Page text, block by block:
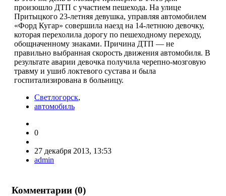
произошло ДТП с участием пешехода. На улице
Притыцкого 23-летняя девушка, управляя автомобилем
«Форд Кугар» совершила наезд на 14-летнюю девочку,
которая перехолила дорогу по пешеходному переходу,
обощначенному знаками. Причина ДТП — не
правильно выбранная скорость движения автомобиля. В
результате аварии девочка получила черепно-мозговую
травму и ушиб локтевого сустава и была
госпитализирована в больницу.
Светлогорск,
автомобиль
0
27 декабря 2013, 13:53
admin
Комментарии (0)